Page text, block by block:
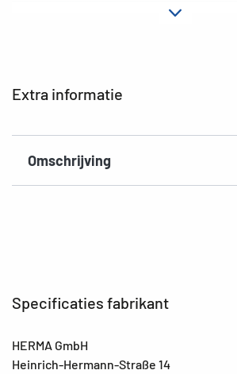
Extra informatie
Omschrijving
Specificaties fabrikant
HERMA GmbH
Heinrich-Hermann-Straße 14